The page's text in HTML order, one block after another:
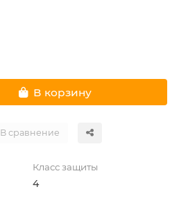
В корзину
В сравнение
Класс защиты
4